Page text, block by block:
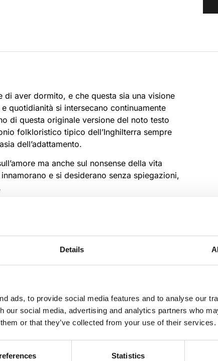
Details
ads, to provide social media features and to analyse our
our social media, advertising and analytics partners who
or that they’ve collected from your use of their services.
Statistics
aver dormito, e che questa sia una visione
quotidianità si intersecano continuamente
di questa originale versione del noto testo
folkloristico tipico dell’Inghilterra sempre
dell’adattamento.
ma anche sul nonsense della vita
e si desiderano senza spiegazioni,